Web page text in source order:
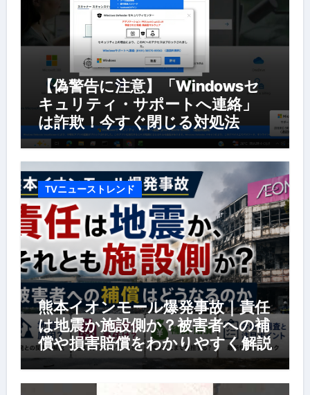
【偽警告に注意】「Windowsセ
キュリティ・サポートへ連絡」
は詐欺！今すぐ閉じる対処法
TVニューストレンド
熊本イオンモール爆発事故｜責任
は地震か施設側か？被害者への補
償や損害賠償をわかりやすく解説